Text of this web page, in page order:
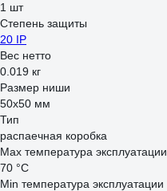
1 шт
Степень защиты
20 IP
Вес нетто
0.019 кг
Размер ниши
50x50 мм
Тип
распаечная коробка
Max температура эксплуатации
70 °С
Min температура эксплуатации